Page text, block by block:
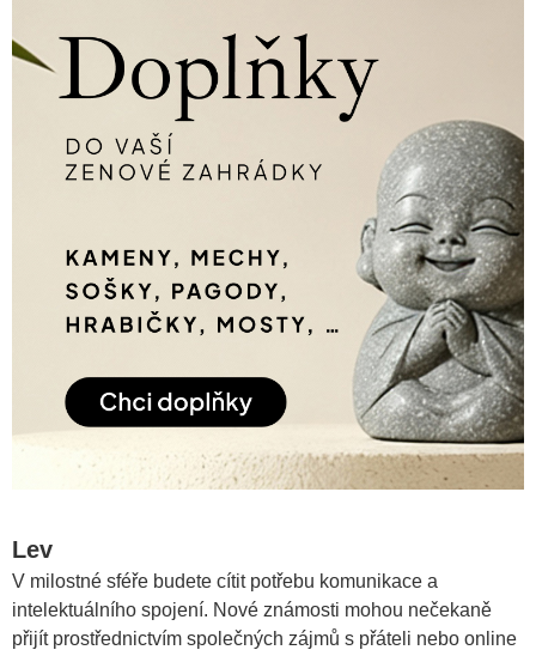
Lev
V milostné sféře budete cítit potřebu komunikace a
intelektuálního spojení. Nové známosti mohou nečekaně
přijít prostřednictvím společných zájmů s přáteli nebo online